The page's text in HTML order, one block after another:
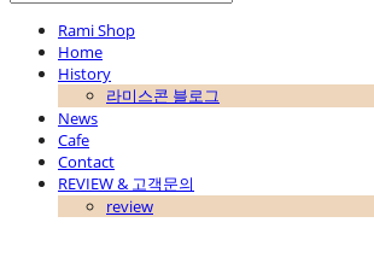
Rami Shop
Home
History
라미스콘 블로그
News
Cafe
Contact
REVIEW & 고객문의
review